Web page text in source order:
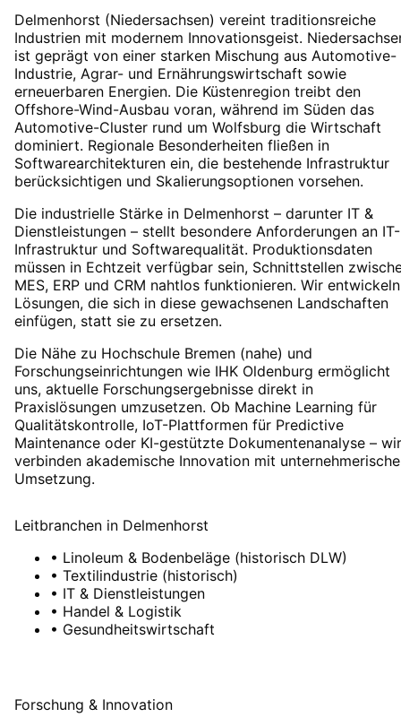
Delmenhorst (Niedersachsen) vereint traditionsreiche
Industrien mit modernem Innovationsgeist.
ist geprägt von einer starken Mischung aus Automotive-
Industrie, Agrar- und Ernährungswirtschaft sowie
erneuerbaren Energien. Die Küstenregion treibt den
Offshore-Wind-Ausbau voran, während im Süden das
Automotive-Cluster rund um Wolfsburg die Wirtschaft
dominiert. Regionale Besonderheiten fließen in
Softwarearchitekturen ein, die bestehende Infrastruktur
berücksichtigen und Skalierungsoptionen vorsehen.
Die industrielle Stärke in Delmenhorst – darunter IT &
Dienstleistungen – stellt besondere Anforderungen an IT-
Infrastruktur und Softwarequalität. Produktionsdaten
müssen in Echtzeit verfügbar sein, Schnittstellen
MES, ERP und CRM nahtlos funktionieren. Wir entwickeln
Lösungen, die sich in diese gewachsenen Landschaften
einfügen, statt sie zu ersetzen.
Die Nähe zu Hochschule Bremen (nahe) und
Forschungseinrichtungen wie IHK Oldenburg ermöglicht
uns, aktuelle Forschungsergebnisse direkt in
Praxislösungen umzusetzen. Ob Machine Learning für
Qualitätskontrolle, IoT-Plattformen für Predictive
Maintenance oder KI-gestützte Dokumentenanalyse – wir
verbinden akademische Innovation mit
Umsetzung.
Leitbranchen in Delmenhorst
• Linoleum & Bodenbeläge (historisch DLW)
• Textilindustrie (historisch)
• IT & Dienstleistungen
• Handel & Logistik
• Gesundheitswirtschaft
Forschung & Innovation